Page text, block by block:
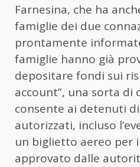
Farnesina, che ha
famiglie dei due
prontamente
famiglie hanno già
depositare fondi sui
account”, una sorta di
consente ai detenuti
autorizzati, incluso
un biglietto aereo per
approvato dalle